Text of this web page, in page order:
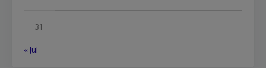
31
« Jul